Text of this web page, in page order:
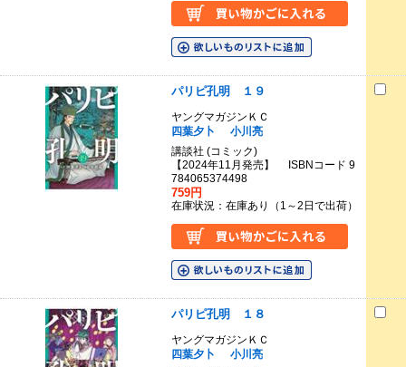
パリピ孔明 １９
ヤングマガジンＫＣ
四葉夕卜
小川亮
講談社 (コミック)
【2024年11月発売】 ISBNコード 9
784065374498
759円
在庫状況：在庫あり（1～2日で出荷）
パリピ孔明 １８
ヤングマガジンＫＣ
四葉夕卜
小川亮